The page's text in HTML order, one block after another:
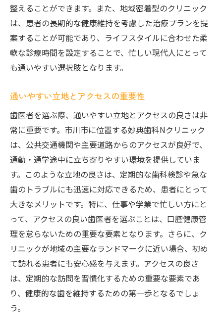
ット
プロから学ぶ正しい技術
歯周病予防のためのアドバイス
歯磨きの習慣化をサポート
個々のニーズに合わせた指導
口臭予防のための具体策
信頼できる歯医者を見つけて美しい笑顔を守ろ
う
初診で確認すべきポイント
長期的な歯の健康維持のために
家族で通えるクリニック選び
美しい笑顔を作る歯のケア
信頼関係を築くためのコミュニケーション
治療方針の相談と納得のいく説明
妙典歯科Nクリニックで歯磨き習慣を見直す
初めて受ける歯磨き指導の流れ
習慣化のためのヒントと工夫
整えることができます。また、地域密着型のクリニック
は、患者の長期的な健康維持を考慮した治療プランを提
案することが可能であり、ライフスタイルに合わせた柔
軟な診療時間を設定することで、忙しい現代人にとって
も通いやすい選択肢となります。
通いやすい立地とアクセスの重要性
歯医者を選ぶ際、通いやすい立地とアクセスの良さは非
常に重要です。市川市に位置する妙典歯科Nクリニック
は、公共交通機関や主要道路からのアクセスが良好で、
通勤・通学途中に立ち寄りやすい環境を提供していま
す。このような立地の良さは、定期的な歯科検診や急な
歯のトラブルにも迅速に対応できるため、患者にとって
大きなメリットです。特に、仕事や学業で忙しい方にと
って、アクセスの良い歯医者を選ぶことは、口腔健康管
理を怠らないための重要な要素となります。さらに、ク
リニックが地域の主要なランドマークに近い場合、初め
て訪れる患者にも安心感を与えます。アクセスの良さ
は、定期的な訪問を習慣化するための重要な要素であ
り、健康的な歯を維持するための第一歩となるでしょ
う。